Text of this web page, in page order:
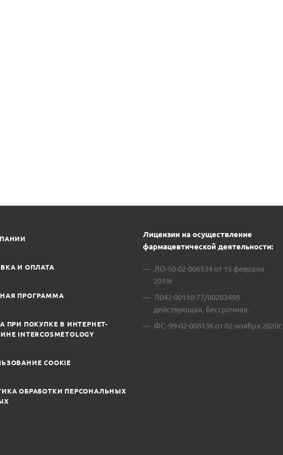
И ОПЛАТА
ПРОГРАММА
ПРИ ПОКУПКЕ В ИНТЕРНЕТ-
INTERCOSMETOLOGY
COOKIE
ОБРАБОТКИ ПЕРСОНАЛЬНЫХ
Лицензии на осуществление
фармацевтической деятельности:
ЛО-50-02-006534 от 15 февраля
2019г
Л042-00110-77/00283498
действующая, бессрочная.
ФС -99-02-008136 от 02 ноября 2020г.